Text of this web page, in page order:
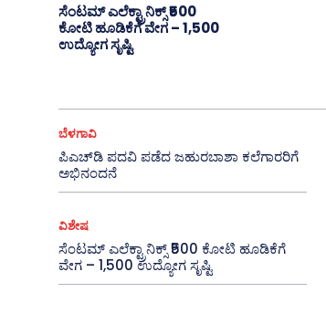
ಸೆಂಟಮ್ ಎಲೆಕ್ಟ್ರಾನಿಕ್ಸ್ ₹500
ಕೋಟಿ ಹೂಡಿಕೆಗೆ ವೇಗ – 1,500
ಉದ್ಯೋಗ ಸೃಷ್ಟಿ
ಬೆಳಗಾವಿ
ಪಿಎಚ್‌ಡಿ ಪದವಿ ಪಡೆದ ಜಹುರಬಾಶಾ ಕಲೆಗಾರರಿಗೆ
ಅಭಿನಂದನೆ
ವಿಶೇಷ
ಸೆಂಟಮ್ ಎಲೆಕ್ಟ್ರಾನಿಕ್ಸ್ ₹500 ಕೋಟಿ ಹೂಡಿಕೆಗೆ
ವೇಗ – 1,500 ಉದ್ಯೋಗ ಸೃಷ್ಟಿ